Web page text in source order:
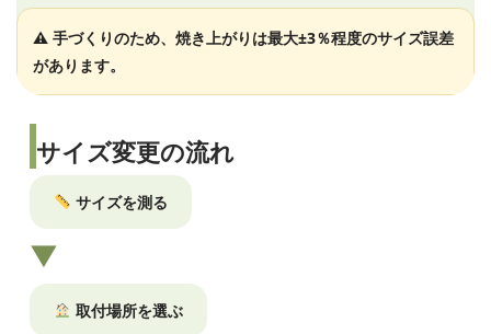
⚠ 手づくりのため、焼き上がりは最大±3％程度のサイズ誤差
があります。
サイズ変更の流れ
サイズを測る
▼
取付場所を選ぶ